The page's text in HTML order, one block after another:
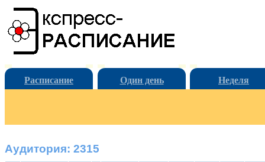
Расписание Один день Неделя
Аудитория: 2315